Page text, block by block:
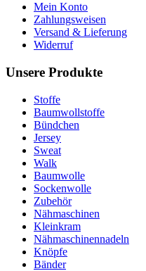
Mein Konto
Zahlungsweisen
Versand & Lieferung
Widerruf
Unsere Produkte
Stoffe
Baumwollstoffe
Bündchen
Jersey
Sweat
Walk
Baumwolle
Sockenwolle
Zubehör
Nähmaschinen
Kleinkram
Nähmaschinennadeln
Knöpfe
Bänder